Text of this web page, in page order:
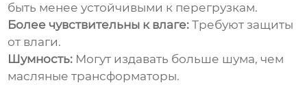
быть менее устойчивыми к перегрузкам.
Более чувствительны к влаге: Требуют защиты
от влаги.
Шумность: Могут издавать больше шума, чем
масляные трансформаторы.